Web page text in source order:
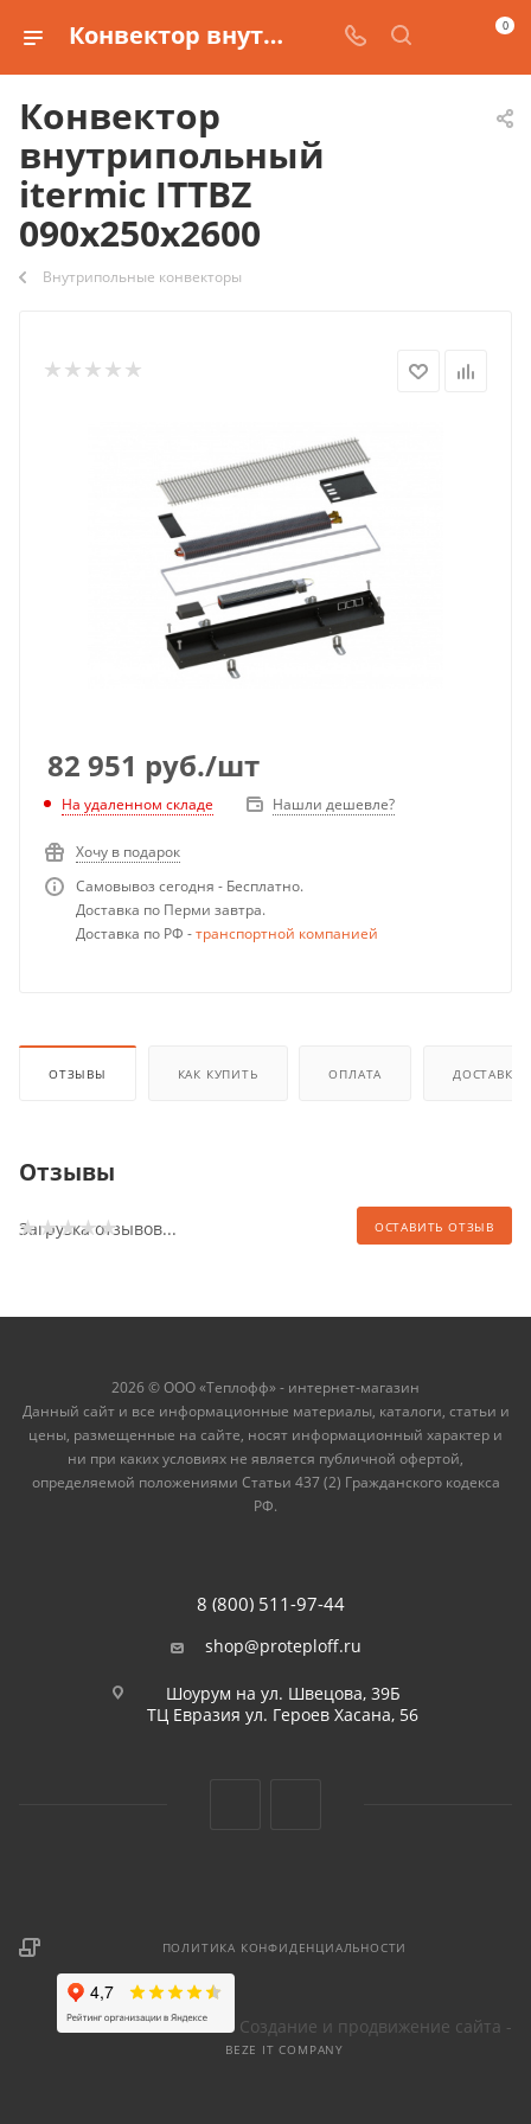
Конвектор внутрипольный itermic ITTBZ 090х250х2600 купить 0
Конвектор
внутрипольный
itermic ITTBZ
090х250х2600
Внутрипольные конвекторы
82 951 руб./шт
На удаленном складе Нашли дешевле?
Хочу в подарок
Самовывоз сегодня - Бесплатно.
Доставка по Перми завтра.
Доставка по РФ -транспортной компанией
ОТЗЫВЫ КАК КУПИТЬ ОПЛАТА ДОСТАВКА
Отзывы
ОСТАВИТЬ ОТЗЫВ
Загрузка отзывов...
2026 © ООО «Теплофф» - интернет-магазин
Данный сайт и все информационные материалы, каталоги, статьи и
цены, размещенные на сайте, носят информационный характер и
ни при каких условиях не является публичной офертой,
определяемой положениями Статьи 437 (2) Гражданского кодекса
РФ.
8 (800) 511-97-44
shop@proteploff.ru
Шоурум на ул. Швецова, 39Б
ТЦ Евразия ул. Героев Хасана, 56
ПОЛИТИКА КОНФИДЕНЦИАЛЬНОСТИ
Создание и продвижение сайта -
BEZE IT COMPANY